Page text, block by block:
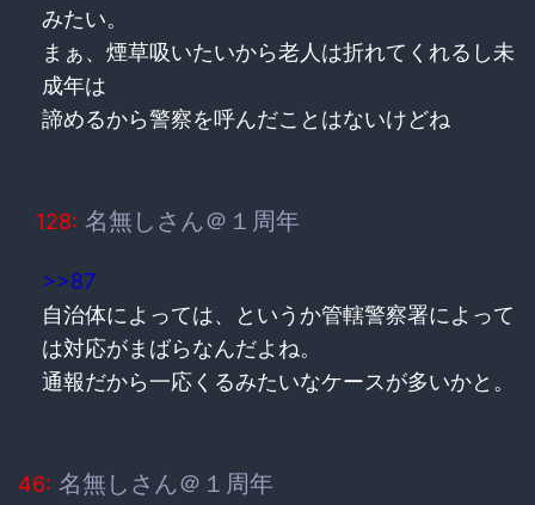
みたい。
まぁ、煙草吸いたいから老人は折れてくれるし未
成年は
諦めるから警察を呼んだことはないけどね
128: 名無しさん＠１周年
>>87
自治体によっては、というか管轄警察署によって
は対応がまばらなんだよね。
通報だから一応くるみたいなケースが多いかと。
46: 名無しさん＠１周年